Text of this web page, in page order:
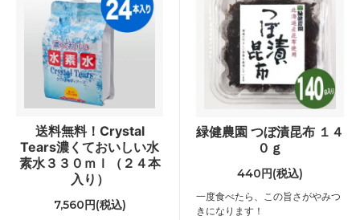
送料無料！Crystal
Tears濃くておいしい水
素水３３０ｍｌ（２４本
入り）
7,560円(税込)
緑健農園 つぼ漬昆布 １４
０ｇ
440円(税込)
一度食べたら、この旨さがやみつ
きになります！